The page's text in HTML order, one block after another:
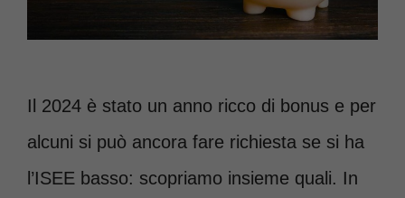
Il 2024 è stato un anno ricco di bonus e per
alcuni si può ancora fare richiesta se si ha
l’ISEE basso: scopriamo insieme quali. In